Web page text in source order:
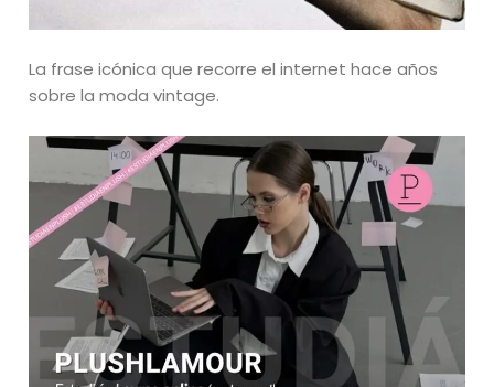
La frase icónica que recorre el internet hace años
sobre la moda vintage.